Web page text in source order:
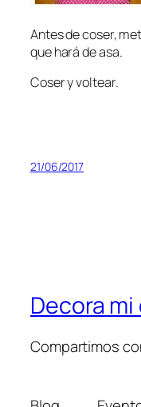
Antes de coser,
que hará de asa.
Coser y voltear.
21/06/2017
Decora
Compartimos